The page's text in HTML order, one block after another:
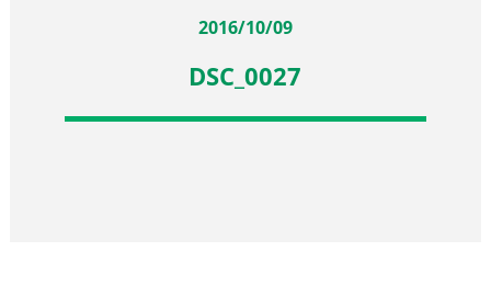
2016/10/09
DSC_0027